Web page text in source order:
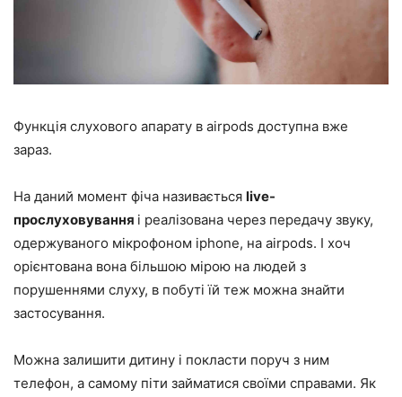
Функція слухового апарату в airpods доступна вже
зараз.
На даний момент фіча називається live-
прослуховування і реалізована через передачу звуку,
одержуваного мікрофоном iphone, на airpods. І хоч
орієнтована вона більшою мірою на людей з
порушеннями слуху, в побуті їй теж можна знайти
застосування.
Можна залишити дитину і покласти поруч з ним
телефон, а самому піти займатися своїми справами. Як